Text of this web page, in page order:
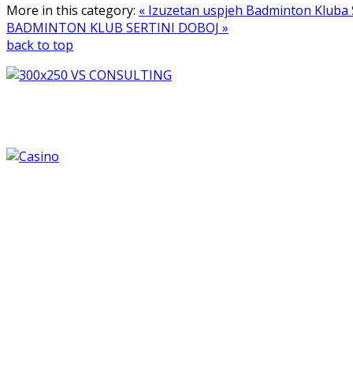
More in this category: « Izuzetan uspjeh Badminton
BADMINTON KLUB SERTINI DOBOJ »
back to top